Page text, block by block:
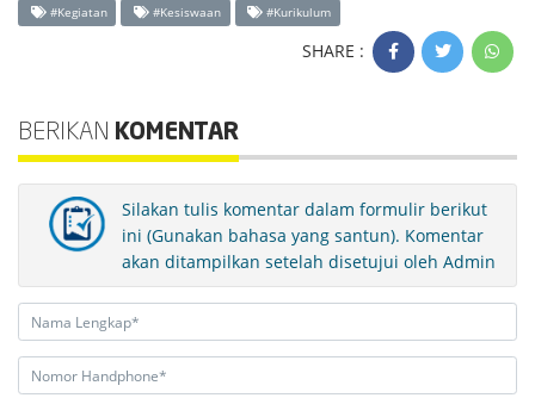
#Kegiatan #Kesiswaan #Kurikulum
SHARE :
BERIKAN KOMENTAR
Silakan tulis komentar dalam formulir berikut
ini (Gunakan bahasa yang santun). Komentar
akan ditampilkan setelah disetujui oleh Admin